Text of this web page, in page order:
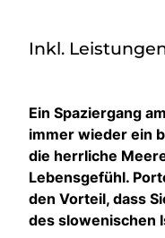
Inkl.
Ein Spaziergang
immer wieder ein
die herrliche
Lebensgefühl.
den Vorteil, dass
des slowenischen